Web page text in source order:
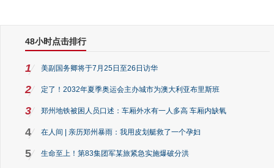
48小时点击排行
1 美副国务卿将于7月25日至26日访华
2 定了！2032年夏季奥运会主办城市为澳大利亚布里斯班
3 郑州地铁被困人员口述：车厢外水有一人多高 车厢内缺氧
4 在人间 | 亲历郑州暴雨：我用皮划艇救了一个孕妇
5 生命至上！第83集团军某旅紧急实施爆破分洪